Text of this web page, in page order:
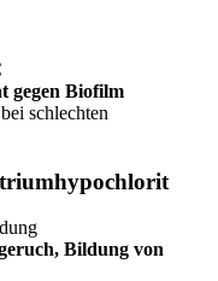
gegen Biofilm
schlechten
Bildung von